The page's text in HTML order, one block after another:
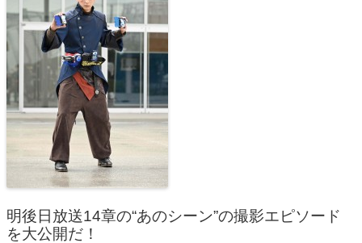
明後日放送14章の“あのシーン”の撮影エピソード
を大公開だ！